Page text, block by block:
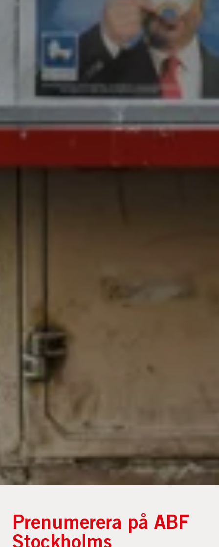
Prenumerera på ABF
Stockholms